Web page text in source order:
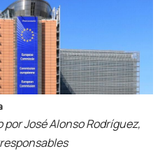
José Alonso Rodríguez,